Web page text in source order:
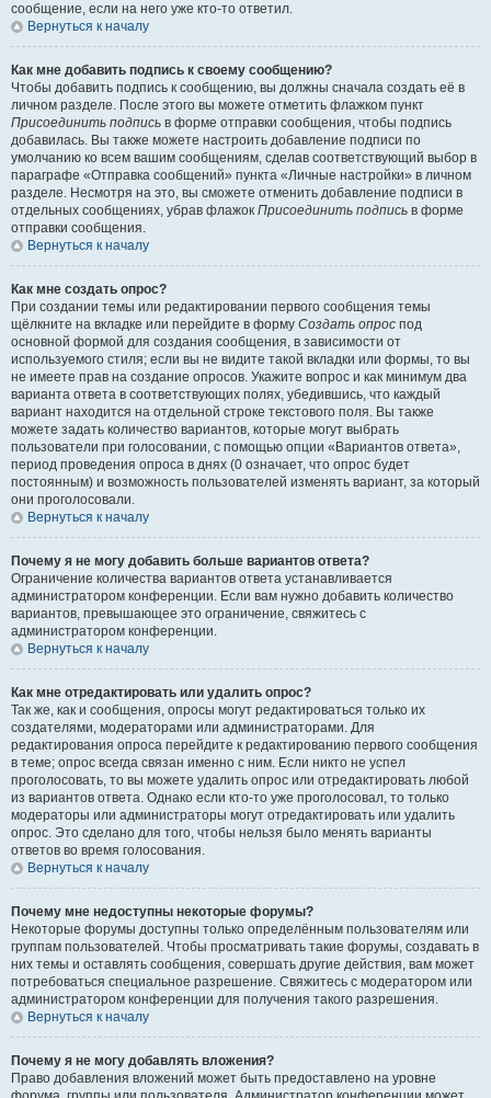
сообщение, если на него уже кто-то ответил.
Вернуться к началу
Как мне добавить подпись к своему сообщению?
Чтобы добавить подпись к сообщению, вы должны сначала создать её в
личном разделе. После этого вы можете отметить флажком пункт
Присоединить подпись в форме отправки сообщения, чтобы подпись
добавилась. Вы также можете настроить добавление подписи по
умолчанию ко всем вашим сообщениям, сделав соответствующий выбор в
параграфе «Отправка сообщений» пункта «Личные настройки» в личном
разделе. Несмотря на это, вы сможете отменить добавление подписи в
отдельных сообщениях, убрав флажок Присоединить подпись в форме
отправки сообщения.
Вернуться к началу
Как мне создать опрос?
При создании темы или редактировании первого сообщения темы
щёлкните на вкладке или перейдите в форму Создать опрос под
основной формой для создания сообщения, в зависимости от
используемого стиля; если вы не видите такой вкладки или формы, то вы
не имеете прав на создание опросов. Укажите вопрос и как минимум два
варианта ответа в соответствующих полях, убедившись, что каждый
вариант находится на отдельной строке текстового поля. Вы также
можете задать количество вариантов, которые могут выбрать
пользователи при голосовании, с помощью опции «Вариантов ответа»,
период проведения опроса в днях (0 означает, что опрос будет
постоянным) и возможность пользователей изменять вариант, за который
они проголосовали.
Вернуться к началу
Почему я не могу добавить больше вариантов ответа?
Ограничение количества вариантов ответа устанавливается
администратором конференции. Если вам нужно добавить количество
вариантов, превышающее это ограничение, свяжитесь с
администратором конференции.
Вернуться к началу
Как мне отредактировать или удалить опрос?
Так же, как и сообщения, опросы могут редактироваться только их
создателями, модераторами или администраторами. Для
редактирования опроса перейдите к редактированию первого сообщения
в теме; опрос всегда связан именно с ним. Если никто не успел
проголосовать, то вы можете удалить опрос или отредактировать любой
из вариантов ответа. Однако если кто-то уже проголосовал, то только
модераторы или администраторы могут отредактировать или удалить
опрос. Это сделано для того, чтобы нельзя было менять варианты
ответов во время голосования.
Вернуться к началу
Почему мне недоступны некоторые форумы?
Некоторые форумы доступны только определённым пользователям или
группам пользователей. Чтобы просматривать такие форумы, создавать в
них темы и оставлять сообщения, совершать другие действия, вам может
потребоваться специальное разрешение. Свяжитесь с модератором или
администратором конференции для получения такого разрешения.
Вернуться к началу
Почему я не могу добавлять вложения?
Право добавления вложений может быть предоставлено на уровне